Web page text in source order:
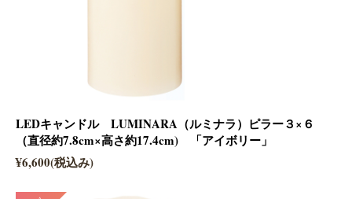
LEDキャンドル LUMINARA（ルミナラ）ピラー３×６
（直径約7.8cm×高さ約17.4cm) 「アイボリー」
¥6,600(税込み)